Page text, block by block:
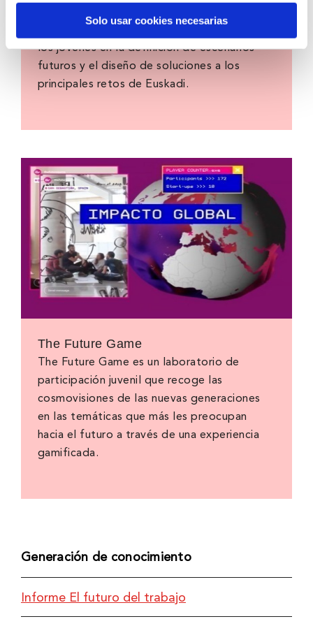
Solo usar cookies necesarias
los jóvenes en la definición de escenarios
futuros y el diseño de soluciones a los
principales retos de Euskadi.
The Future Game
The Future Game es un laboratorio de
participación juvenil que recoge las
cosmovisiones de las nuevas generaciones
en las temáticas que más les preocupan
hacia el futuro a través de una experiencia
gamificada.
Generación de conocimiento
Informe El futuro del trabajo